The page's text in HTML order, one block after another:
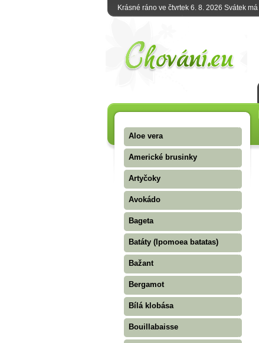
Krásné ráno ve čtvrtek 6. 8. 2026 Svátek má
Aloe vera
Americké brusinky
Artyčoky
Avokádo
Bageta
Batáty (Ipomoea batatas)
Bažant
Bergamot
Bílá klobása
Bouillabaisse